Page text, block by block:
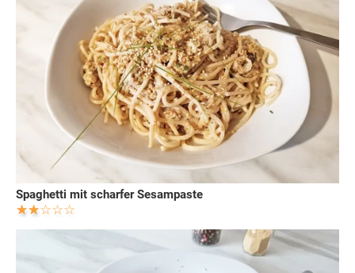
Spaghetti mit scharfer Sesampaste